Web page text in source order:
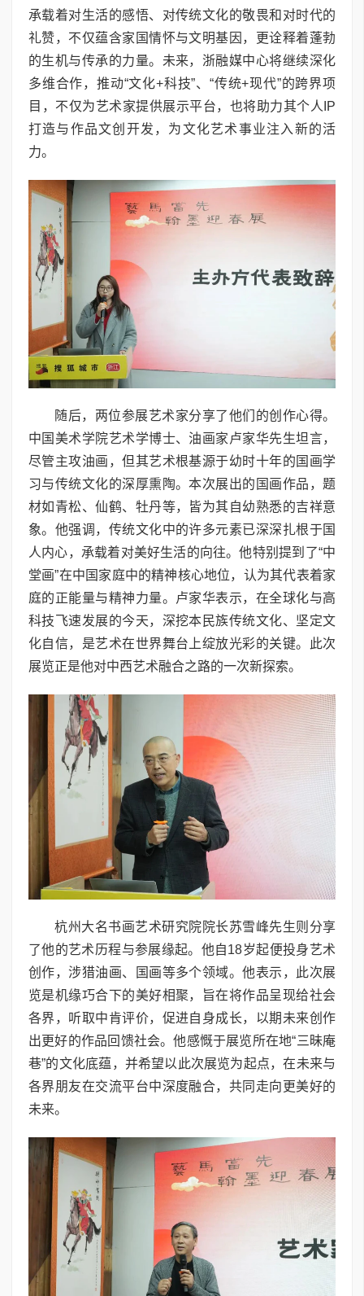
承载着对生活的感悟、对传统文化的敬畏和对时代的
礼赞，不仅蕴含家国情怀与文明基因，更诠释着蓬勃
的生机与传承的力量。未来，浙融媒中心将继续深化
多维合作，推动“文化+科技”、“传统+现代”的跨界项
目，不仅为艺术家提供展示平台，也将助力其个人IP
打造与作品文创开发，为文化艺术事业注入新的活
力。
随后，两位参展艺术家分享了他们的创作心得。
中国美术学院艺术学博士、油画家卢家华先生坦言，
尽管主攻油画，但其艺术根基源于幼时十年的国画学
习与传统文化的深厚熏陶。本次展出的国画作品，题
材如青松、仙鹤、牡丹等，皆为其自幼熟悉的吉祥意
象。他强调，传统文化中的许多元素已深深扎根于国
人内心，承载着对美好生活的向往。他特别提到了“中
堂画”在中国家庭中的精神核心地位，认为其代表着家
庭的正能量与精神力量。卢家华表示，在全球化与高
科技飞速发展的今天，深挖本民族传统文化、坚定文
化自信，是艺术在世界舞台上绽放光彩的关键。此次
展览正是他对中西艺术融合之路的一次新探索。
杭州大名书画艺术研究院院长苏雪峰先生则分享
了他的艺术历程与参展缘起。他自18岁起便投身艺术
创作，涉猎油画、国画等多个领域。他表示，此次展
览是机缘巧合下的美好相聚，旨在将作品呈现给社会
各界，听取中肯评价，促进自身成长，以期未来创作
出更好的作品回馈社会。他感慨于展览所在地“三昧庵
巷”的文化底蕴，并希望以此次展览为起点，在未来与
各界朋友在交流平台中深度融合，共同走向更美好的
未来。